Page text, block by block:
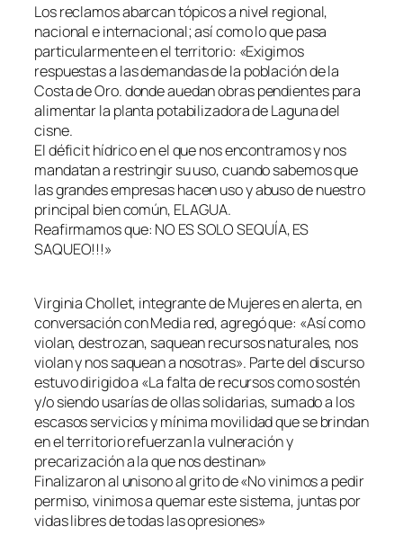
Los reclamos abarcan tópicos a nivel regional,
nacional e internacional; así como lo que pasa
particularmente en el territorio: «Exigimos
respuestas a las demandas de la población de la
Costa de Oro. donde auedan obras pendientes para
alimentar la planta potabilizadora de Laguna del
cisne.
El déficit hídrico en el que nos encontramos y nos
mandatan a restringir su uso, cuando sabemos que
las grandes empresas hacen uso y abuso de nuestro
principal bien común, EL AGUA.
Reafirmamos que: NO ES SOLO SEQUÍA, ES
SAQUEO!!!»
Virginia Chollet, integrante de Mujeres en alerta, en
conversación con Media red, agregó que: «Así como
violan, destrozan, saquean recursos naturales, nos
violan y nos saquean a nosotras». Parte del discurso
estuvo dirigido a «La falta de recursos como sostén
y/o siendo usarías de ollas solidarias, sumado a los
escasos servicios y mínima movilidad que se brindan
en el territorio refuerzan la vulneración y
precarización a la que nos destinan»
Finalizaron al unisono al grito de «No vinimos a pedir
permiso, vinimos a quemar este sistema, juntas por
vidas libres de todas las opresiones»